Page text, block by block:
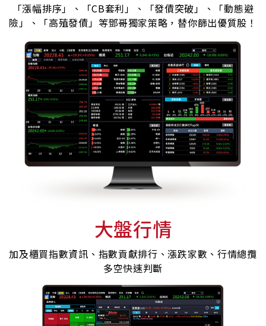
「漲幅排序」、「CB套利」、「發債突破」、「動態避
險」、「高殖發債」等鄧哥獨家策略，替你篩出優質股！
大盤行情
加及櫃買指數資訊、指數貢獻排行、漲跌家數、行情總攬
多空快速判斷